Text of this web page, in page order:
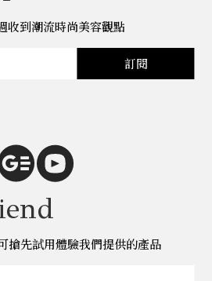
收到潮流時尚美容觀點
訂閱
搶先試用體驗我們提供的產品